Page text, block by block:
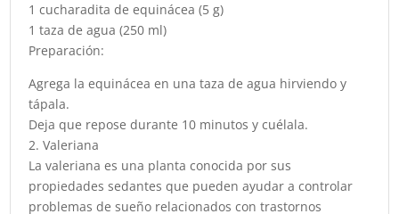
1 cucharadita de equinácea (5 g)
1 taza de agua (250 ml)
Preparación:
Agrega la equinácea en una taza de agua hirviendo y
tápala.
Deja que repose durante 10 minutos y cuélala.
2. Valeriana
La valeriana es una planta conocida por sus
propiedades sedantes que pueden ayudar a controlar
problemas de sueño relacionados con trastornos